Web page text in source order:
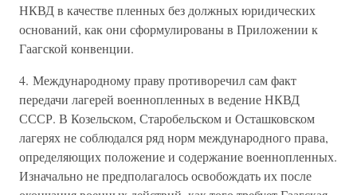
НКВД в качестве пленных без должных юридических
оснований, как они сформулированы в Приложении к
Гаагской конвенции.
4. Международному праву противоречил сам факт
передачи лагерей военнопленных в ведение НКВД
СССР. В Козельском, Старобельском и Осташковском
лагерях не соблюдался ряд норм международного права,
определяющих положение и содержание военнопленных.
Изначально не предполагалось освобождать их после